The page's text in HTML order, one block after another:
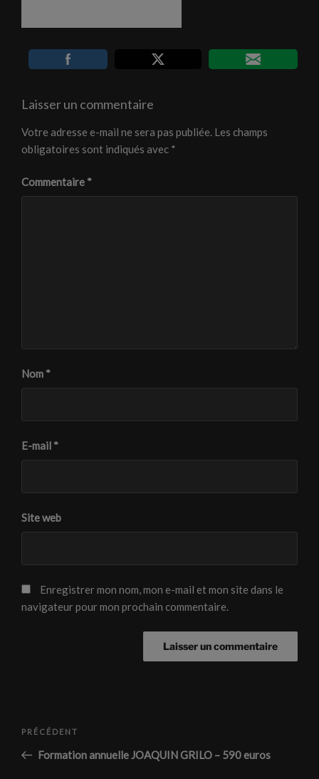
Laisser un commentaire
Votre adresse e-mail ne sera pas publiée. Les champs
obligatoires sont indiqués avec *
Commentaire *
Nom *
E-mail *
Site web
Enregistrer mon nom, mon e-mail et mon site dans le
navigateur pour mon prochain commentaire.
Navigation
l’article
Article
précédent
PRÉCÉDENT
Formation annuelle JOAQUIN GRILO – 590 euros